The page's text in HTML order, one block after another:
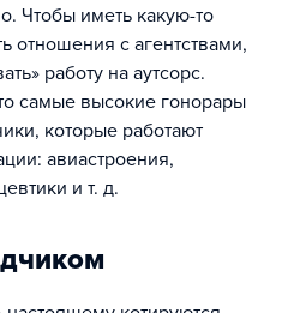
Чтобы иметь какую-то
отношения с агентствами,
работу на аутсорс.
самые высокие гонорары
которые работают
авиастроения,
и т. д.